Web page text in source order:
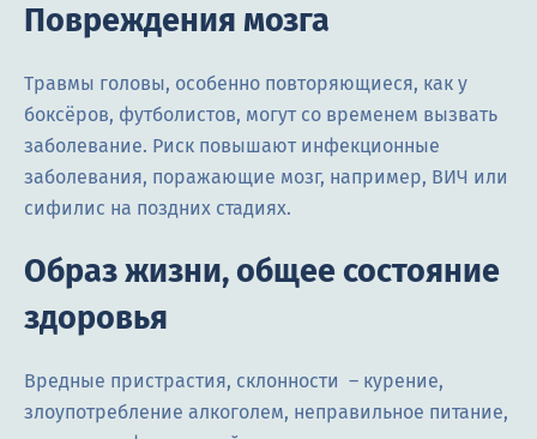
Повреждения мозга
Травмы головы, особенно повторяющиеся, как у
боксёров, футболистов, могут со временем вызвать
заболевание. Риск повышают инфекционные
заболевания, поражающие мозг, например, ВИЧ или
сифилис на поздних стадиях.
Образ жизни, общее состояние
здоровья
Вредные пристрастия, склонности – курение,
злоупотребление алкоголем, неправильное питание,